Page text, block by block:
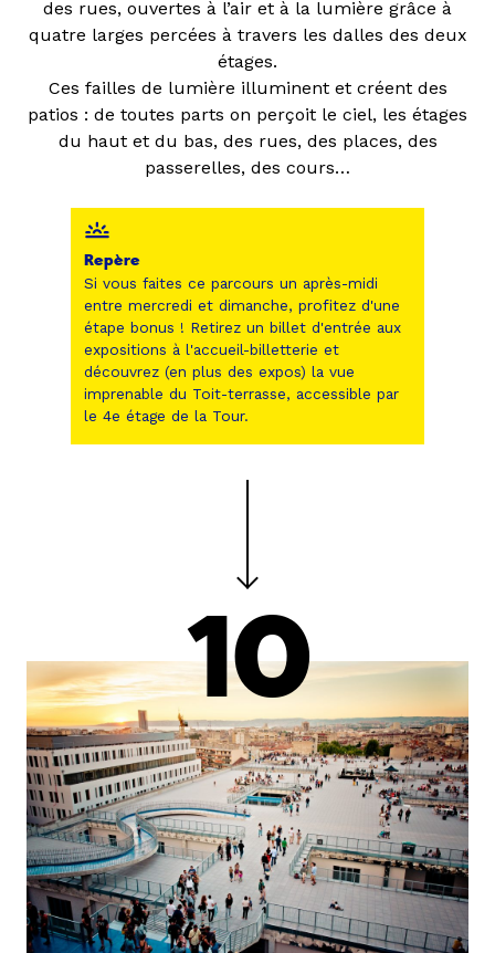
des rues, ouvertes à l’air et à la lumière grâce à
quatre larges percées à travers les dalles des deux
étages.
Ces failles de lumière illuminent et créent des
patios : de toutes parts on perçoit le ciel, les étages
du haut et du bas, des rues, des places, des
passerelles, des cours…
Repère
Si vous faites ce parcours un après-midi
entre mercredi et dimanche, profitez d'une
étape bonus ! Retirez un billet d'entrée aux
expositions à l'accueil-billetterie et
découvrez (en plus des expos) la vue
imprenable du Toit-terrasse, accessible par
le 4e étage de la Tour.
10